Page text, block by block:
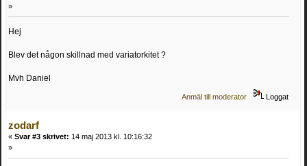
»
Hej
Blev det någon skillnad med variatorkitet ?
Mvh Daniel
Anmäl till moderator Loggat
zodarf
« Svar #3 skrivet: 14 maj 2013 kl. 10:16:32
»